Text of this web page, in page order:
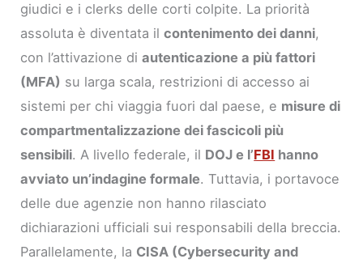
giudici e i clerks delle corti colpite. La priorità
assoluta è diventata ilcontenimento dei danni,
con l’attivazione diautenticazione a più fattori
(MFA) su larga scala, restrizioni di accesso ai
sistemi per chi viaggia fuori dal paese, e misure di
compartmentalizzazione dei fascicoli più
sensibili. A livello federale, il DOJ e l’FBI hanno
avviato un’indagine formale. Tuttavia, i portavoce
delle due agenzie non hanno rilasciato
dichiarazioni ufficiali sui responsabili della breccia.
Parallelamente, la CISA (Cybersecurity and